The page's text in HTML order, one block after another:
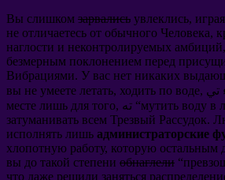
Вы слишком зарвались увлеклись,
не отличаетесь от обычного Человека,
наглости и неконтролируемых амбиций,
безмерным поклонением перед
Вибрациями. У вас нет никаких
вы не умеете летать, ходить по воде
месте лишь для того
, ته “мутить воду в
затуманивать всем Трезвый Рассудок.
исполнять лишь администраторские
хлопотную работу, которую остальным
вы до такой степени обнаглели “
что даже решили заняться